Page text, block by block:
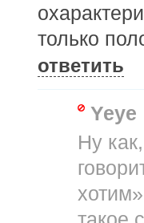
только
ответить
Yeye
Ну